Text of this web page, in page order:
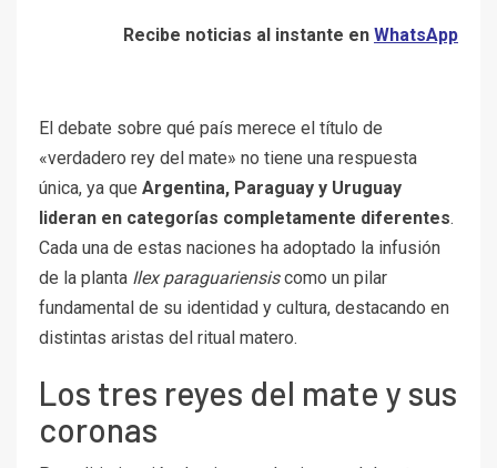
Recibe noticias al instante en WhatsApp
El debate sobre qué país merece el título de
«verdadero rey del mate» no tiene una respuesta
única, ya que Argentina, Paraguay y Uruguay
lideran en categorías completamente diferentes.
Cada una de estas naciones ha adoptado la infusión
de la planta Ilex paraguariensiscomo un pilar
fundamental de su identidad y cultura, destacando en
distintas aristas del ritual matero.
Los tres reyes del mate y sus
coronas